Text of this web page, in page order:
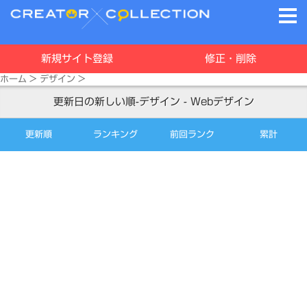
新規サイト登録 修正・削除
ホーム > デザイン >
更新日の新しい順-デザイン - Webデザイン
更新順 ランキング 前回ランク 累計